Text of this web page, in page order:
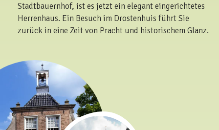
Stadtbauernhof, ist es jetzt ein elegant eingerichtetes
Herrenhaus. Ein Besuch im Drostenhuis führt Sie
zurück in eine Zeit von Pracht und historischem Glanz.